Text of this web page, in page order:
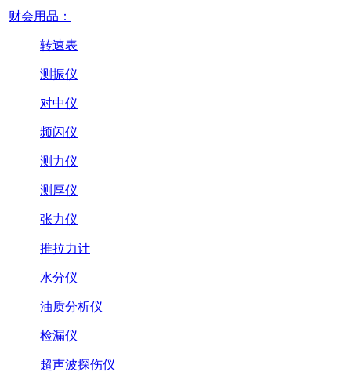
财会用品：
转速表
测振仪
对中仪
频闪仪
测力仪
测厚仪
张力仪
推拉力计
水分仪
油质分析仪
检漏仪
超声波探伤仪